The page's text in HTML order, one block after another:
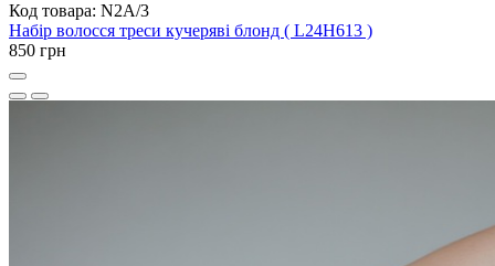
Код товара: N2A/3
Набір волосся треси кучеряві блонд ( L24H613 )
850 грн